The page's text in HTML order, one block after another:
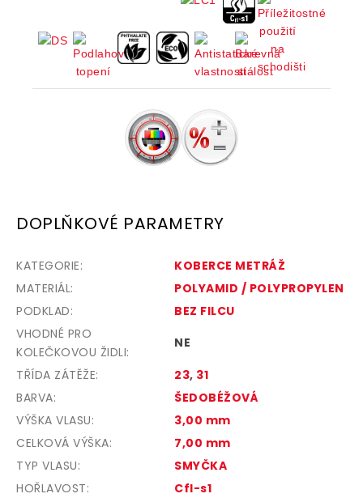
DOPLŇKOVÉ PARAMETRY
KATEGORIE:
KOBERCE METRÁŽ
MATERIÁL:
POLYAMID / POLYPROPYLEN
PODKLAD:
BEZ FILCU
VHODNÉ PRO
KOLEČKOVOU ŽIDLI:
NE
TŘÍDA ZÁTĚŽE: 23, 31
BARVA:
ŠEDOBÉŽOVÁ
VÝŠKA VLASU:
3,00 mm
CELKOVÁ VÝŠKA:
7,00 mm
TYP VLASU:
SMYČKA
HOŘLAVOST:
Cfl-s1